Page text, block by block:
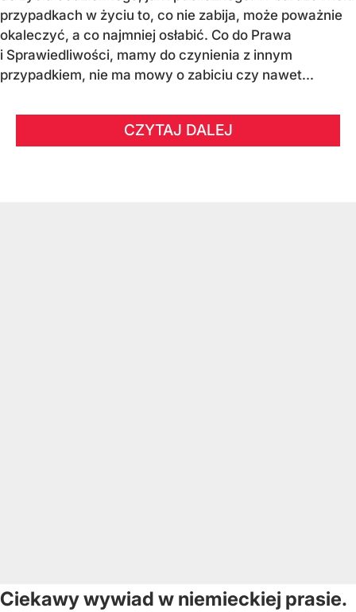
przypadkach w życiu to, co nie zabija, może poważnie
okaleczyć, a co najmniej osłabić. Co do Prawa
i Sprawiedliwości, mamy do czynienia z innym
przypadkiem, nie ma mowy o zabiciu czy nawet...
CZYTAJ DALEJ
Ciekawy wywiad w niemieckiej prasie.